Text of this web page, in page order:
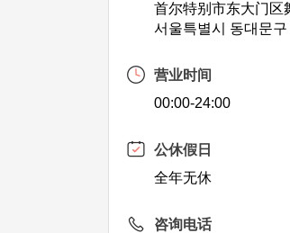
首尔特别市东大门区
서울특별시 동대문
营业时间
00:00-24:00
公休假日
全年无休
咨询电话